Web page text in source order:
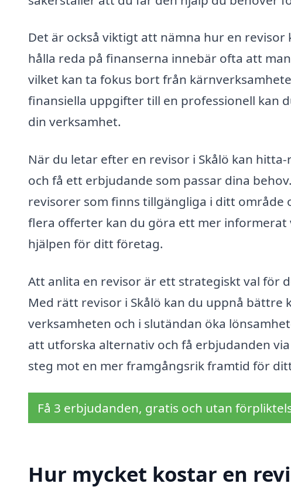
Det är också viktigt att nämna hur en
hålla reda på finanserna innebär ofta att
vilket kan ta fokus bort från
finansiella uppgifter till en professionell kan
din verksamhet.
När du letar efter en revisor i Skålö kan
och få ett erbjudande som passar dina
revisorer som finns tillgängliga i ditt område
flera offerter kan du göra ett mer informerat
hjälpen för ditt företag.
Att anlita en revisor är ett strategiskt val för
Med rätt revisor i Skålö kan du uppnå
verksamheten och i slutändan öka
att utforska alternativ och få erbjudanden
steg mot en mer framgångsrik framtid för
Få 3 erbjudanden, gratis och utan
Hur mycket kostar en